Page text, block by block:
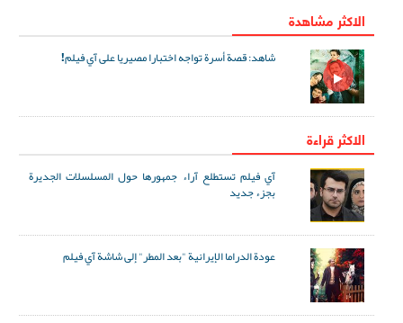
الاكثر مشاهدة
شاهد: قصة أسرة تواجه اختبارا مصيريا على آي فيلم!
الاكثر قراءة
آي فيلم تستطلع آراء جمهورها حول المسلسلات الجديرة
بجزء جديد
عودة الدراما الإيرانية "بعد المطر" إلى شاشة آي فيلم